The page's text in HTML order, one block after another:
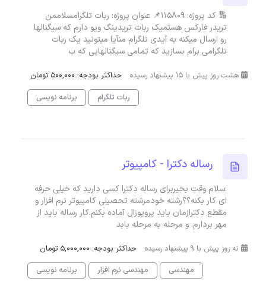
🔢 کد پروژه: 115809📌 عنوان پروژه: ربات تلگرامسلاممن
تریدر فارکس هستمیک ربات تریدینگ ویو دارم که سیگنالها
رو ارسال میکنه به آیدی تلگرام منآیا میتونید یک ربات
تلگرامی برام بسازید که تمامی سیگنالهایی که ب
هشت روز پیش با 15 پیشنهاد رسیده
حداکثر بودجه: 500,000 تومان
ربات تلگرام
برنامه نویسی
رساله دکترا - کامپیوتر
:سلام وقت بخیربرای رساله دکترا کسی دارید که خیلی حرفه
ای کار بکنه؟؟رشته خودمرشته تحصیلی کامپیوتر نرم افزار و
مقطع دکترازمان باید پروپوزال آماده بکنم.کار رساله باید از
مهر بردارم. و مرحله به مرحله بابد
نه روز پیش با 9 پیشنهاد رسیده
حداکثر بودجه: 5,000,000 تومان
مهندسی
مهندسی نرم افزار برنامه نویسی